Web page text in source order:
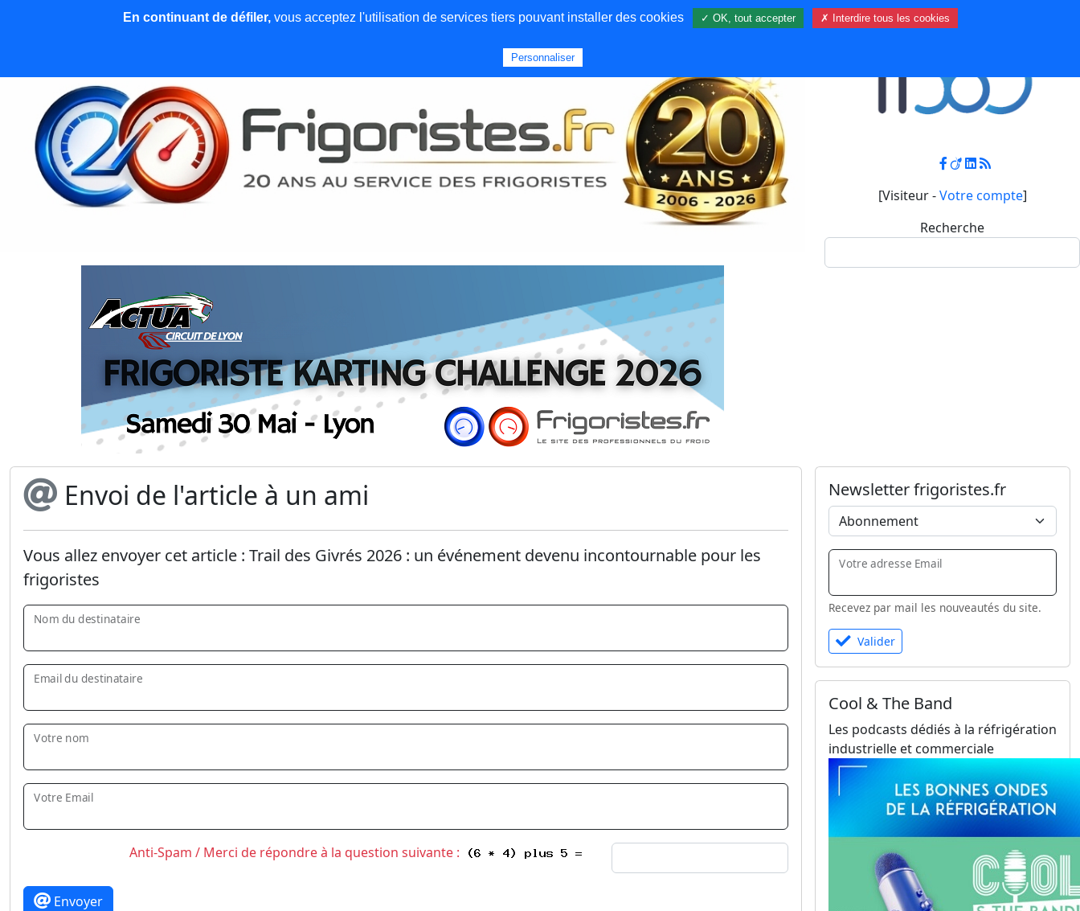
News et articles Emploi Qui sommes nous Contact Mon compte
[Visiteur -Votre compte]
Recherche
Envoi de l'article à un ami
Vous allez envoyer cet article : Trail des Givrés 2026 : un événement devenu incontournable pour les
frigoristes
Nom du destinataire
Email du destinataire
Votre nom
Votre Email
Anti-Spam / Merci de répondre à la question suivante :
Envoyer
Newsletter frigoristes.fr
Votre adresse Email
Recevez par mail les nouveautés du site.
Valider
Cool & The Band
Les podcasts dédiés à la réfrigération
industrielle et commerciale
En continuant de défiler,vous acceptez l'utilisation de services tiers pouvant installer des cookies ✓ OK, tout accepter ✗ Interdire tous les cookies
Personnaliser